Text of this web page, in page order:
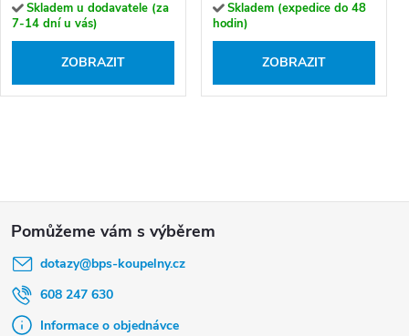
Skladem u dodavatele (za
7-14 dní u vás)
ZOBRAZIT
Skladem (expedice do 48
hodin)
ZOBRAZIT
dotazy@bps-koupelny.cz
608 247 630
Informace o objednávce